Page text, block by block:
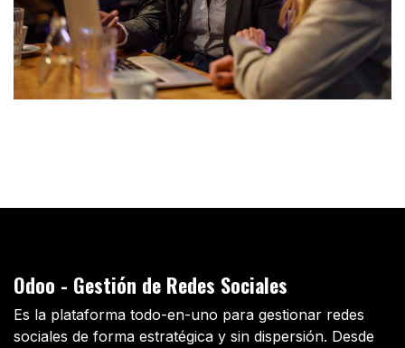
Odoo - Gestión de Redes Sociales
Es la plataforma todo-en-uno para gestionar redes
sociales de forma estratégica y sin dispersión. Desde